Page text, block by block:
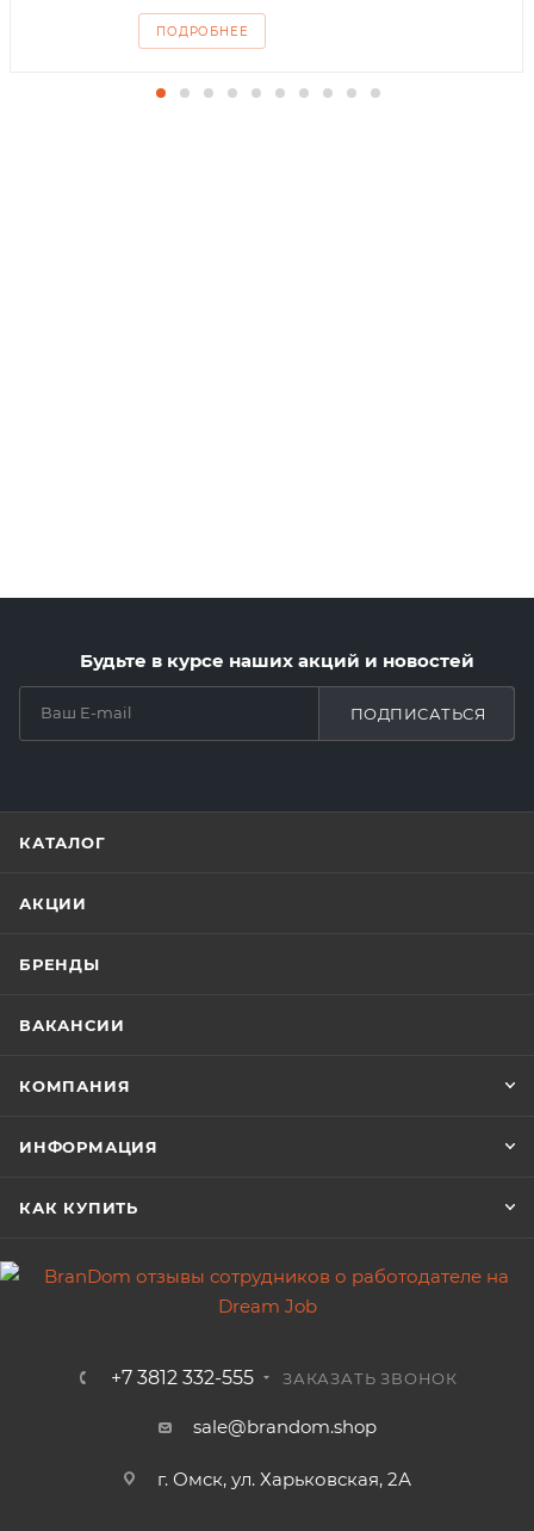
ПОДРОБНЕЕ
Будьте в курсе наших акций и новостей
ПОДПИСАТЬСЯ
КАТАЛОГ
АКЦИИ
БРЕНДЫ
ВАКАНСИИ
КОМПАНИЯ
ИНФОРМАЦИЯ
КАК КУПИТЬ
+7 3812 332-555 ЗАКАЗАТЬ ЗВОНОК
sale@brandom.shop
г. Омск, ул. Харьковская, 2А